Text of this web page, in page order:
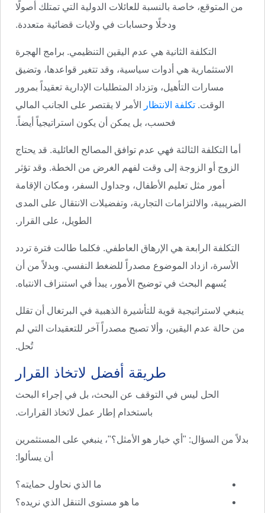
من المتوقع، خاصة بالنسبة للعائلات الدولية التي تمتلك أصولًا
ودخلًا وحسابات في ولايات قضائية متعددة.
التكلفة الثانية هي عدم اليقين التنظيمي. برامج الهجرة
الاستثمارية هي أدوات سياسية، وقد تتغير قواعدها، وتضيق
مسارات التأهيل، وتزداد المتطلبات الإدارية تعقيداً بمرور
الوقت. تكلفة الانتظار
الأمر لا يقتصر على الجانب المالي
فحسب، بل يمكن أن يكون استراتيجياً أيضاً.
أما التكلفة الثالثة فهي عدم توافق المصالح العائلية. قد يحتاج
الزوج أو الزوجة إلى وقت لفهم الغرض من الخطة. وقد تؤثر
أمور مثل تعليم الأطفال، وجداول السفر، ومكان الإقامة
الضريبية، والالتزامات التجارية، وتفضيلات الانتقال على المدى
الطويل، على القرار.
التكلفة الرابعة هي الإرهاق العاطفي. فكلما طالت فترة تردد
الأسرة، ازداد الموضوع مصدراً للضغط النفسي. وبدلاً من أن
يُسهم البحث في توضيح الأمور، يبدأ في استنزاف الانتباه.
ينبغي لاستراتيجية قوية للتأشيرة الذهبية في البرتغال أن تقلل
من حالة عدم اليقين، وألا تصبح مصدراً آخر للتعقيدات التي لم
تُحل.
طريقة أفضل لاتخاذ القرار
الحل ليس في التوقف عن البحث، بل في إجراء البحث
باستخدام إطار عمل لاتخاذ القرارات.
بدلاً من السؤال: "أي خيار هو الأمثل؟"، ينبغي على المستثمرين
أن يسألوا:
ما الذي نحاول حمايته؟
ما هو مستوى التنقل الذي نريده؟